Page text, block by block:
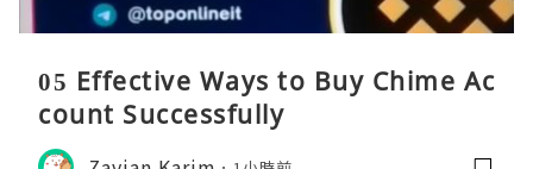
05 Effective Ways to Buy Chime Ac
count Successfully